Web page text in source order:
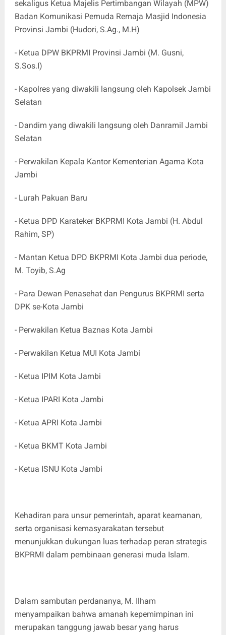
sekaligus Ketua Majelis Pertimbangan Wilayah (MPW)
Badan Komunikasi Pemuda Remaja Masjid Indonesia
Provinsi Jambi (Hudori, S.Ag., M.H)
- Ketua DPW BKPRMI Provinsi Jambi (M. Gusni,
S.Sos.I)
- Kapolres yang diwakili langsung oleh Kapolsek Jambi
Selatan
- Dandim yang diwakili langsung oleh Danramil Jambi
Selatan
- Perwakilan Kepala Kantor Kementerian Agama Kota
Jambi
- Lurah Pakuan Baru
- Ketua DPD Karateker BKPRMI Kota Jambi (H. Abdul
Rahim, SP)
- Mantan Ketua DPD BKPRMI Kota Jambi dua periode,
M. Toyib, S.Ag
- Para Dewan Penasehat dan Pengurus BKPRMI serta
DPK se-Kota Jambi
- Perwakilan Ketua Baznas Kota Jambi
- Perwakilan Ketua MUI Kota Jambi
- Ketua IPIM Kota Jambi
- Ketua IPARI Kota Jambi
- Ketua APRI Kota Jambi
- Ketua BKMT Kota Jambi
- Ketua ISNU Kota Jambi
Kehadiran para unsur pemerintah, aparat keamanan,
serta organisasi kemasyarakatan tersebut
menunjukkan dukungan luas terhadap peran strategis
BKPRMI dalam pembinaan generasi muda Islam.
Dalam sambutan perdananya, M. Ilham
menyampaikan bahwa amanah kepemimpinan ini
merupakan tanggung jawab besar yang harus